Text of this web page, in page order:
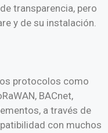
transparencia, pero
y de su instalación.
protocolos como
BACnet,
a través de
con muchos